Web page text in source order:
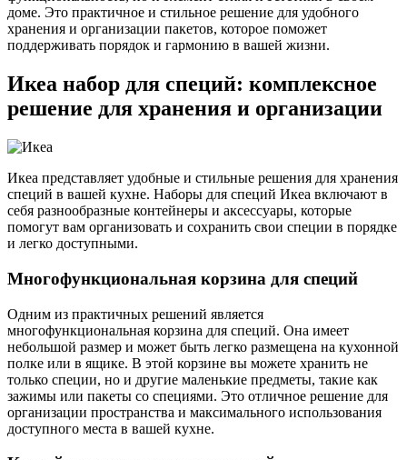
доме. Это практичное и стильное решение для удобного
хранения и организации пакетов, которое поможет
поддерживать порядок и гармонию в вашей жизни.
Икеа набор для специй: комплексное
решение для хранения и организации
Икеа представляет удобные и стильные решения для хранения
специй в вашей кухне. Наборы для специй Икеа включают в
себя разнообразные контейнеры и аксессуары, которые
помогут вам организовать и сохранить свои специи в порядке
и легко доступными.
Многофункциональная корзина для специй
Одним из практичных решений является
многофункциональная корзина для специй. Она имеет
небольшой размер и может быть легко размещена на кухонной
полке или в ящике. В этой корзине вы можете хранить не
только специи, но и другие маленькие предметы, такие как
зажимы или пакеты со специями. Это отличное решение для
организации пространства и максимального использования
доступного места в вашей кухне.